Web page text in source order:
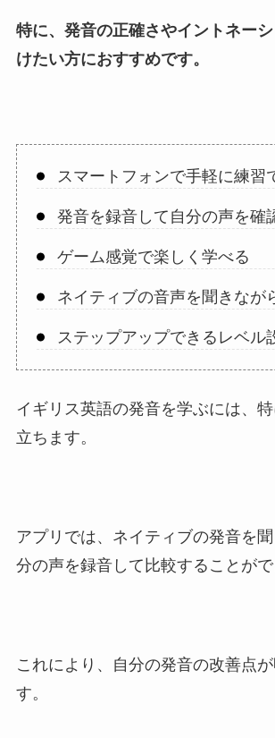
特に、発音の正確さやイントネー
けたい方におすすめです。
スマートフォンで手軽に練習
発音を録音して自分の声を確
ゲーム感覚で楽しく学べる
ネイティブの音声を聞きなが
ステップアップできるレベル
イギリス英語の発音を学ぶには、
立ちます。
アプリでは、ネイティブの発音を
分の声を録音して比較することがで
これにより、自分の発音の改善点
す。